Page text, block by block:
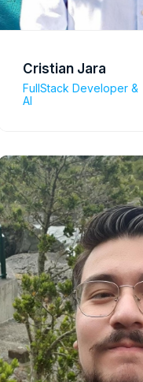
Cristian Jara
FullStack Developer &
AI